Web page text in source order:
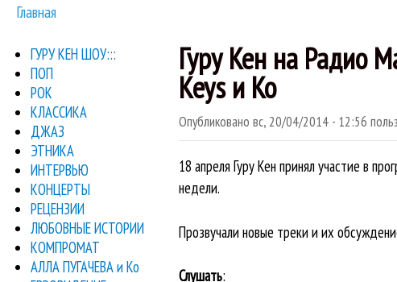
Вы здесь
Главная
Гуру Кен на Радио
Keys и Ко
Опубликовано вс, 20/04/2014 - 12:56
18 апреля Гуру Кен принял участие в
недели.
Прозвучали новые треки и их
Слушать:
ГУРУ КЕН ШОУ:::
ПОП
РОК
КЛАССИКА
ДЖАЗ
ЭТНИКА
ИНТЕРВЬЮ
КОНЦЕРТЫ
РЕЦЕНЗИИ
ЛЮБОВНЫЕ ИСТОРИИ
КОМПРОМАТ
АЛЛА ПУГАЧЕВА и Ко